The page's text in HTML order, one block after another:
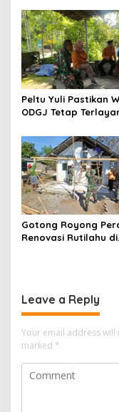
Ketahanan Pangan
Peltu Yuli Pastikan
ODGJ Tetap
Tengah Masyarakat
Gotong Royong
Renovasi Rutilahu di
Leave a Reply
Your email address
marked *